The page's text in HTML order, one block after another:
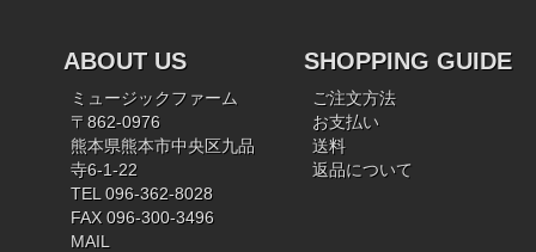
ABOUT US
ミュージックファーム
〒862-0976
熊本県熊本市中央区九品
寺6-1-22
TEL 096-362-8028
FAX 096-300-3496
MAIL
SHOPPING GUIDE
ご注文方法
お支払い
送料
返品について